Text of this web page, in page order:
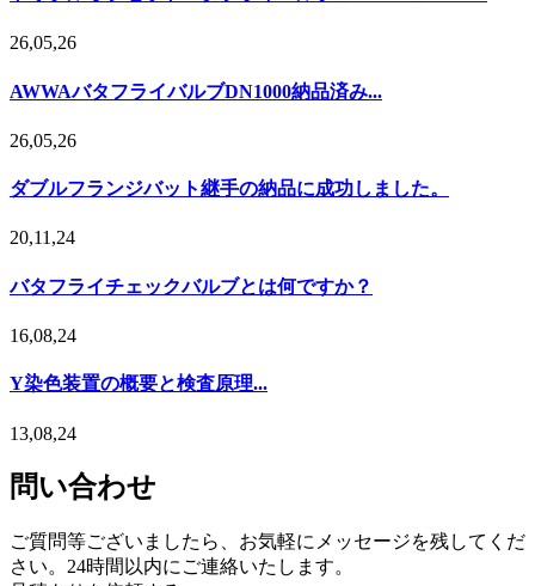
26,05,26
AWWAバタフライバルブDN1000納品済み...
26,05,26
ダブルフランジバット継手の納品に成功しました。
20,11,24
バタフライチェックバルブとは何ですか？
16,08,24
Y染色装置の概要と検査原理...
13,08,24
問い合わせ
ご質問等ございましたら、お気軽にメッセージを残してくだ
さい。24時間以内にご連絡いたします。